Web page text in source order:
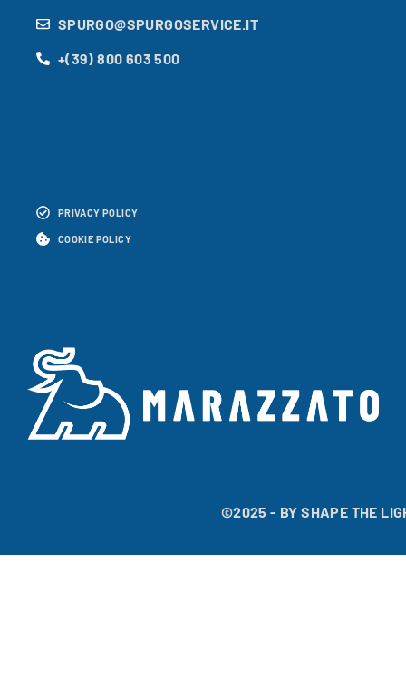
SPURGO@SPURGOSERVICE.IT
+(39) 800 603 500
PRIVACY POLICY
COOKIE POLICY
©2025 - BY SHAPE THE